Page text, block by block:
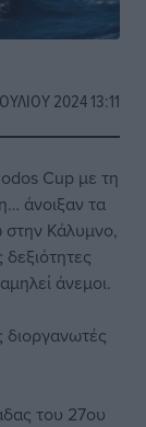
2024 13:11
Cup με τη
άνοιξαν τα
στην Κάλυμνο,
άνεμοι.
του 27ου